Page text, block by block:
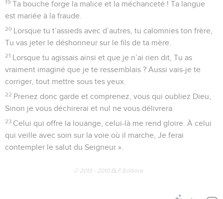
19 Ta bouche forge la malice et la méchanceté ! Ta langue
est mariée à la fraude.
20 Lorsque tu t’assieds avec d’autres, tu calomnies ton frère,
Tu vas jeter le déshonneur sur le fils de ta mère.
21 Lorsque tu agissais ainsi et que je n’ai rien dit, Tu as
vraiment imaginé que je te ressemblais ? Aussi vais-je te
corriger, tout mettre sous tes yeux.
22 Prenez donc garde et comprenez, vous qui oubliez Dieu,
Sinon je vous déchirerai et nul ne vous délivrera.
23 Celui qui offre la louange, celui-là me rend gloire. À celui
qui veille avec soin sur la voie où il marche, Je ferai
contempler le salut du Seigneur ».
© 2013 - 2010 BLF Editions